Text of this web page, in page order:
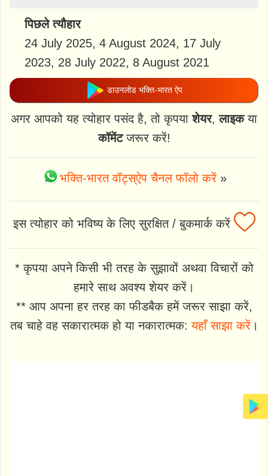
पिछले त्यौहार
24 July 2025, 4 August 2024, 17 July
2023, 28 July 2022, 8 August 2021
डाउनलोड भक्ति-भारत ऐप
अगर आपको यह त्योहार पसंद है, तो कृपयाशेयर,लाइकया
कॉमेंटजरूर करें!
भक्ति-भारत वॉट्स्ऐप चैनल फॉलो करें»
इस त्योहार को भविष्य के लिए सुरक्षित / बुकमार्क करें
* कृपया अपने किसी भी तरह के सुझावों अथवा विचारों को
हमारे साथ अवश्य शेयर करें।
** आप अपना हर तरह का फीडबैक हमें जरूर साझा करें,
तब चाहे वह सकारात्मक हो या नकारात्मक:यहाँ साझा करें।